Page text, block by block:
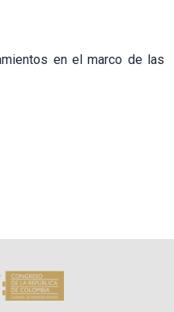
en el marco de las